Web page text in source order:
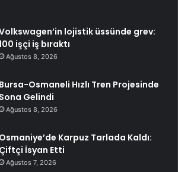
lojistik üssünde grev:
işçi iş bıraktı
Ağustos 8, 2026
Bursa-Osmaneli Hızlı Tren Projesinde
Sona Gelindi
Ağustos 8, 2026
Osmaniye’de Karpuz Tarlada Kaldı:
Çiftçi İsyan Etti
Ağustos 7, 2026